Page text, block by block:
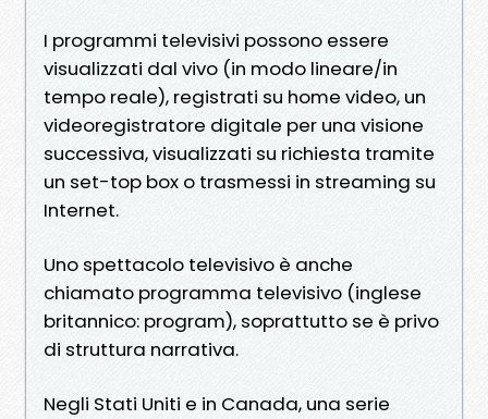
I programmi televisivi possono essere
visualizzati dal vivo (in modo lineare/in
tempo reale), registrati su home video, un
videoregistratore digitale per una visione
successiva, visualizzati su richiesta tramite
un set-top box o trasmessi in streaming su
Internet.
Uno spettacolo televisivo è anche
chiamato programma televisivo (inglese
britannico: program), soprattutto se è privo
di struttura narrativa.
Negli Stati Uniti e in Canada, una serie